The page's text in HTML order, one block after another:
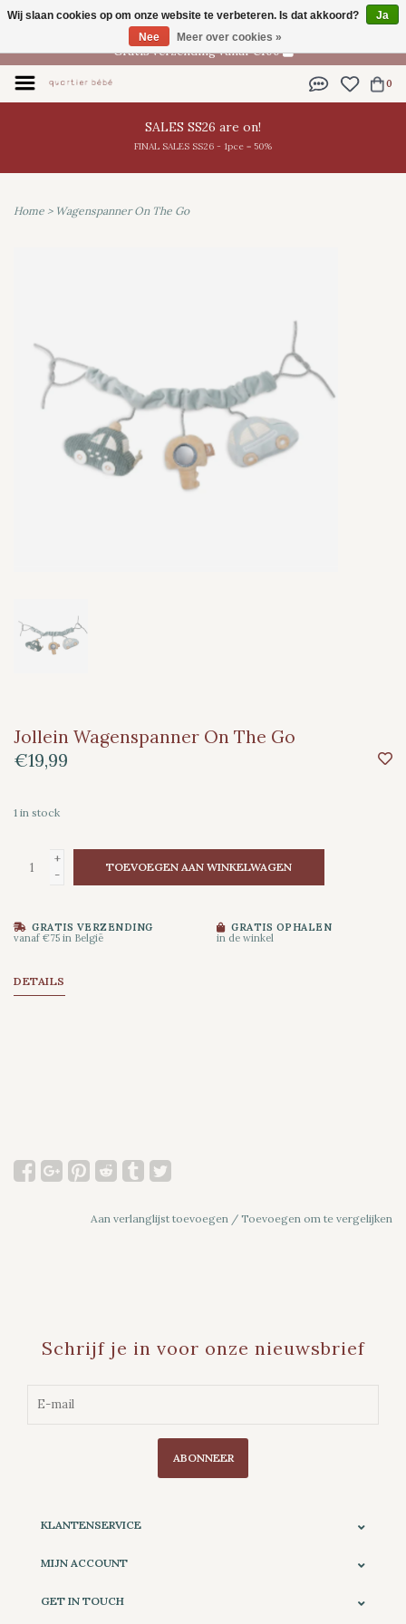
NL
Gratis verzending vanaf €100
0
SALES SS26 are on!
FINAL SALES SS26 - 1pce = 50%
Home > Wagenspanner On The Go
Jollein Wagenspanner On The Go
€19,99
1 in stock
+
-
TOEVOEGEN AAN WINKELWAGEN
GRATIS VERZENDING
vanaf €75 in België
GRATIS OPHALEN
in de winkel
DETAILS
Aan verlanglijst toevoegen / Toevoegen om te vergelijken
Schrijf je in voor onze nieuwsbrief
ABONNEER
KLANTENSERVICE
MIJN ACCOUNT
GET IN TOUCH
Wij slaan cookies op om onze website te verbeteren. Is dat akkoord?
Ja
Nee
Meer over cookies »